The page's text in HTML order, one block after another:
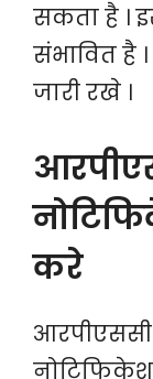
सकता है ।
संभावित है
जारी रखे ।
करे